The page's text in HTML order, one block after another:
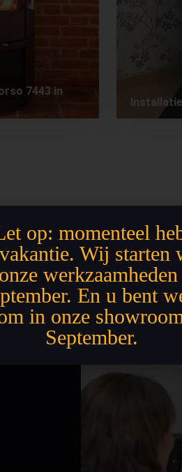
7443 in
op: momenteel
Wij starten
werkzaamheden
En u bent
in onze
September.